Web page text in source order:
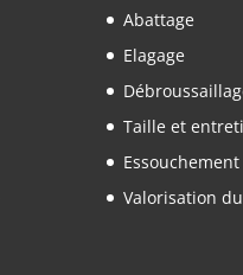
Abattage
Elagage
Taille et
Essouchement
Valorisation